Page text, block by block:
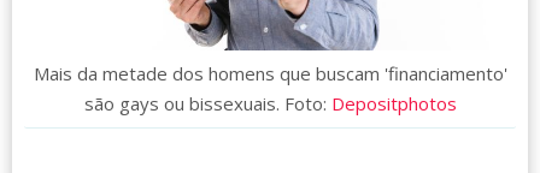
Mais da metade dos homens que buscam 'financiamento'
são gays ou bissexuais. Foto: Depositphotos